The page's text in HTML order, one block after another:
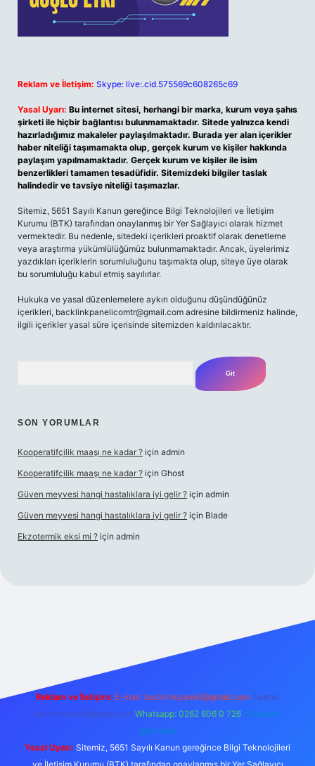
Reklam ve İletişim: Skype: live:.cid.575569c608265c69
Yasal Uyarı: Bu internet sitesi, herhangi bir marka, kurum veya şahıs
şirketi ile hiçbir bağlantısı bulunmamaktadır. Sitede yalnızca kendi
hazırladığımız makaleler paylaşılmaktadır. Burada yer alan içerikler
haber niteliği taşımamakta olup, gerçek kurum ve kişiler hakkında
paylaşım yapılmamaktadır. Gerçek kurum ve kişiler ile isim
benzerlikleri tamamen tesadüfidir. Sitemizdeki bilgiler taslak
halindedir ve tavsiye niteliği taşımazlar.
Sitemiz, 5651 Sayılı Kanun gereğince Bilgi Teknolojileri ve İletişim
Kurumu (BTK) tarafından onaylanmış bir Yer Sağlayıcı olarak hizmet
vermektedir. Bu nedenle, sitedeki içerikleri proaktif olarak denetleme
veya araştırma yükümlülüğümüz bulunmamaktadır. Ancak, üyelerimiz
yazdıkları içeriklerin sorumluluğunu taşımakta olup, siteye üye olarak
bu sorumluluğu kabul etmiş sayılırlar.
Hukuka ve yasal düzenlemelere aykırı olduğunu düşündüğünüz
içerikleri, backlinkpanelicomtr@gmail.com adresine bildirmeniz halinde,
ilgili içerikler yasal süre içerisinde sitemizden kaldırılacaktır.
SON YORUMLAR
Kooperatifçilik maaşı ne kadar ? için admin
Kooperatifçilik maaşı ne kadar ? için Ghost
Güven meyvesi hangi hastalıklara iyi gelir ? için admin
Güven meyvesi hangi hastalıklara iyi gelir ? için Blade
Ekzotermik eksi mi ? için admin
Reklam ve İletişim: E-mail: backlinkpaneli@gmail.com Teams:
forumhizmeti@gmail.com Whatsapp: 0262 606 0 726 Telegram:
@karabul
Yasal Uyarı: Sitemiz, 5651 Sayılı Kanun gereğince Bilgi Teknolojileri